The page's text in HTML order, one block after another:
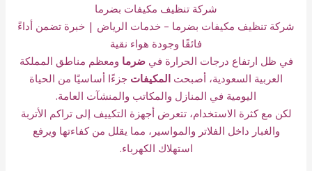
شركة تنظيف مكيفات بضرما
شركة تنظيف مكيفات بضرما – خدمات الرياض | خبرة تضمن أداءً
فائقًا وجودة هواء نقية
في ظل ارتفاع درجات الحرارة في ضرما ومعظم مناطق المملكة
العربية السعودية، أصبحت المكيفات جزءًا أساسيًا من الحياة
اليومية في المنازل والمكاتب والمنشآت العامة.
لكن مع كثرة الاستخدام، تتعرض أجهزة التكييف إلى تراكم الأتربة
والغبار داخل الفلاتر والمواسير، مما يقلل من كفاءتها ويرفع
استهلاك الكهرباء.